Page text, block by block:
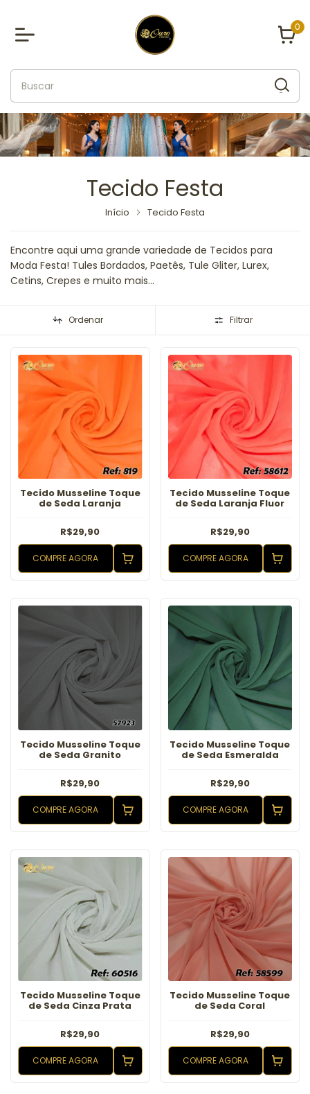
0
Tecido Festa
Início Tecido Festa
Encontre aqui uma grande variedade de Tecidos para
Moda Festa! Tules Bordados, Paetês, Tule Gliter, Lurex,
Cetins, Crepes e muito mais...
Ordenar Filtrar
Tecido Musseline Toque
de Seda Laranja
R$29,90
COMPRE AGORA
Tecido Musseline Toque
de Seda Laranja Fluor
R$29,90
COMPRE AGORA
Tecido Musseline Toque
de Seda Granito
R$29,90
COMPRE AGORA
Tecido Musseline Toque
de Seda Esmeralda
R$29,90
COMPRE AGORA
Tecido Musseline Toque
de Seda Cinza Prata
R$29,90
COMPRE AGORA
Tecido Musseline Toque
de Seda Coral
R$29,90
COMPRE AGORA